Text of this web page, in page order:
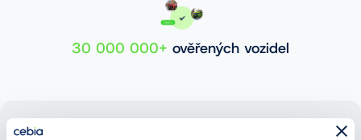
30 000 000+ ověřených vozidel